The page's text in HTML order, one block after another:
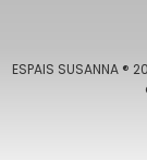
ESPAIS SUSANNA ®